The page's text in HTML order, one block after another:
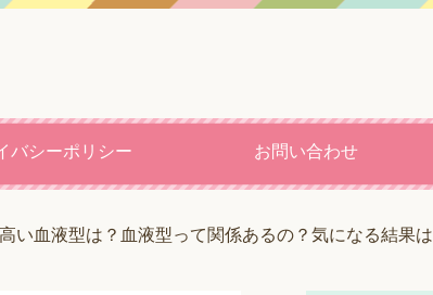
バシーポリシー お問い合わせ
い血液型は？血液型って関係あるの？気になる結果は